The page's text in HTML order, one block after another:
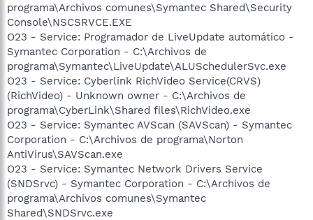
programa\Archivos comunes\Symantec Shared\Security
Console\NSCSRVCE.EXE
O23 - Service: Programador de LiveUpdate automático -
Symantec Corporation - C:\Archivos de
programa\Symantec\LiveUpdate\ALUSchedulerSvc.exe
O23 - Service: Cyberlink RichVideo Service(CRVS)
(RichVideo) - Unknown owner - C:\Archivos de
programa\CyberLink\Shared files\RichVideo.exe
O23 - Service: Symantec AVScan (SAVScan) - Symantec
Corporation - C:\Archivos de programa\Norton
AntiVirus\SAVScan.exe
O23 - Service: Symantec Network Drivers Service
(SNDSrvc) - Symantec Corporation - C:\Archivos de
programa\Archivos comunes\Symantec
Shared\SNDSrvc.exe